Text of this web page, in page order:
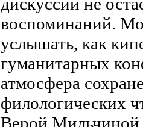
воспоминаний.
услышать, как
гуманитарных
атмосфера
филологических
Верой